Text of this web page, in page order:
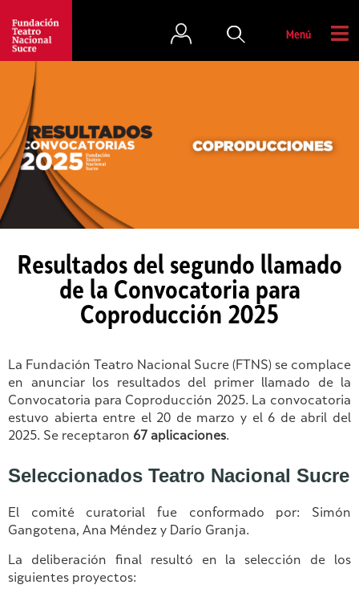
Menú
Resultados del segundo llamado
de la Convocatoria para
Coproducción 2025
La Fundación Teatro Nacional Sucre (FTNS) se complace
en anunciar los resultados del primer llamado de la
Convocatoria para Coproducción 2025. La convocatoria
estuvo abierta entre el 20 de marzo y el 6 de abril del
2025. Se receptaron 67 aplicaciones.
Seleccionados Teatro Nacional Sucre
El comité curatorial fue conformado por: Simón
Gangotena, Ana Méndez y Darío Granja.
La deliberación final resultó en la selección de los
siguientes proyectos: